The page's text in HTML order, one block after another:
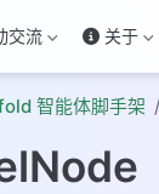
交流 关于
智能体脚手架